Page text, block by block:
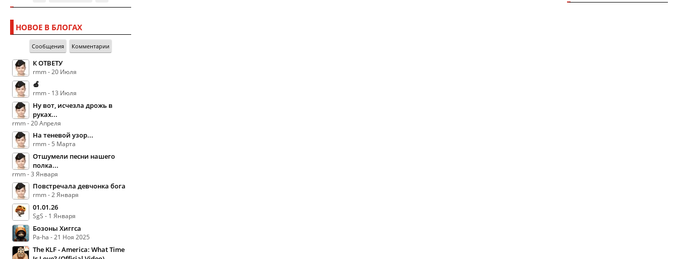
НОВОЕ В БЛОГАХ
Сообщения Комментарии
К ОТВЕТУ
rmm - 20 Июля
🍏
rmm - 13 Июля
Ну вот, исчезла дрожь в
руках...
rmm - 20 Апреля
На теневой узор...
rmm - 5 Марта
Отшумели песни нашего
полка...
rmm - 3 Января
Повстречала девчонка бога
rmm - 2 Января
01.01.26
SgS - 1 Января
Бозоны Хиггса
Pa-ha - 21 Ноя 2025
The KLF - America: What Time